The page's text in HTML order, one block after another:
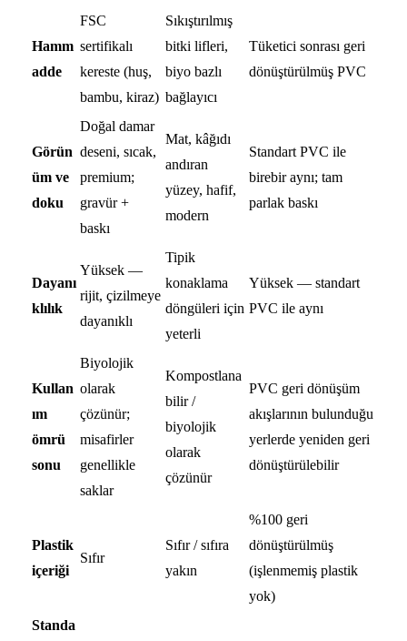
Hamm
adde
FSC
sertifikalı
kereste (huş,
bambu, kiraz)
Sıkıştırılmış
bitki lifleri,
biyo bazlı
bağlayıcı
Tüketici sonrası geri
dönüştürülmüş PVC
Görün
üm ve
doku
Doğal damar
deseni, sıcak,
premium;
gravür +
baskı
Mat, kâğıdı
andıran
yüzey, hafif,
modern
Standart PVC ile
birebir aynı; tam
parlak baskı
Dayanı
klılık
Yüksek —
rijit, çizilmeye
dayanıklı
Tipik
konaklama
döngüleri için
yeterli
Yüksek — standart
PVC ile aynı
Kullan
ım
ömrü
sonu
Biyolojik
olarak
çözünür;
misafirler
genellikle
saklar
Kompostlana
bilir /
biyolojik
olarak
çözünür
PVC geri dönüşüm
akışlarının bulunduğu
yerlerde yeniden geri
dönüştürülebilir
Plastik
içeriği
Sıfır
Sıfır / sıfıra
yakın
%100 geri
dönüştürülmüş
(işlenmemiş plastik
yok)
Standa